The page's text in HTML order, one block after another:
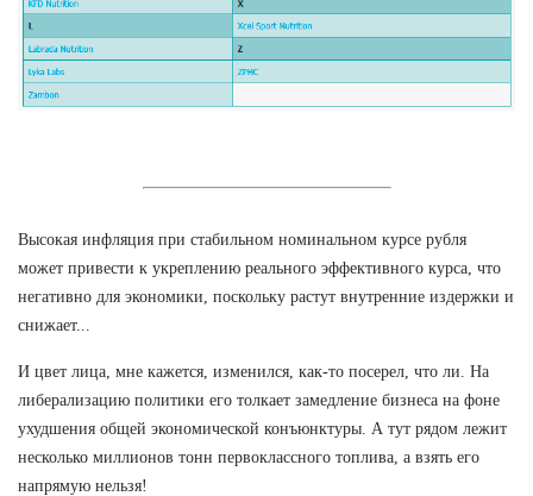
Высокая инфляция при стабильном номинальном курсе рубля
может привести к укреплению реального эффективного курса, что
негативно для экономики, поскольку растут внутренние издержки и
снижает...
И цвет лица, мне кажется, изменился, как-то посерел, что ли. На
либерализацию политики его толкает замедление бизнеса на фоне
ухудшения общей экономической конъюнктуры. А тут рядом лежит
несколько миллионов тонн первоклассного топлива, а взять его
напрямую нельзя!